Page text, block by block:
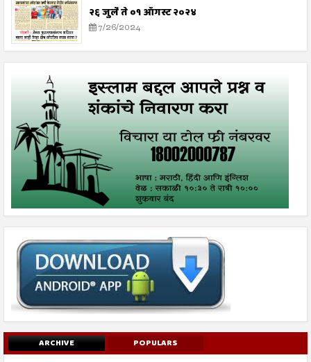
२६ जुलै ते ०१ ऑगस्ट २०२४
7/26/2024
ARCHIVE POPULARS